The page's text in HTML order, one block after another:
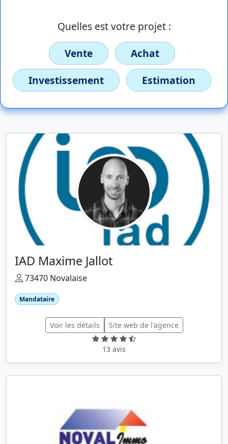
Quelles est votre projet :
Vente
Achat
Investissement
Estimation
IAD Maxime Jallot
73470 Novalaise
Mandataire
Voir les détails Site web de l'agence
13 avis